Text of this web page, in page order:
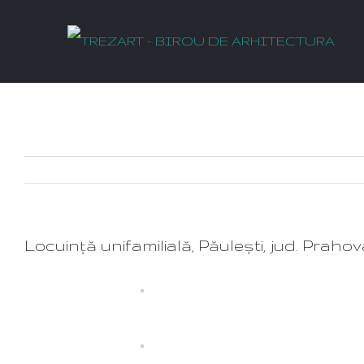
Locuință unifamilială, Păulești, jud.